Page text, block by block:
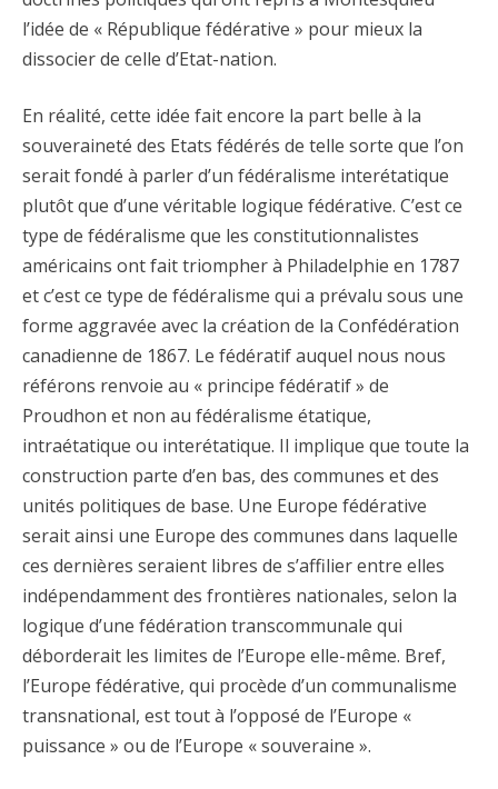
l’idée de « République fédérative » pour mieux la
dissocier de celle d’Etat-nation.
En réalité, cette idée fait encore la part belle à la
souveraineté des Etats fédérés de telle sorte que l’on
serait fondé à parler d’un fédéralisme interétatique
plutôt que d’une véritable logique fédérative. C’est ce
type de fédéralisme que les constitutionnalistes
américains ont fait triompher à Philadelphie en 1787
et c’est ce type de fédéralisme qui a prévalu sous une
forme aggravée avec la création de la Confédération
canadienne de 1867. Le fédératif auquel nous nous
référons renvoie au « principe fédératif » de
Proudhon et non au fédéralisme étatique,
intraétatique ou interétatique. Il implique que toute la
construction parte d’en bas, des communes et des
unités politiques de base. Une Europe fédérative
serait ainsi une Europe des communes dans laquelle
ces dernières seraient libres de s’affilier entre elles
indépendamment des frontières nationales, selon la
logique d’une fédération transcommunale qui
déborderait les limites de l’Europe elle-même. Bref,
l’Europe fédérative, qui procède d’un communalisme
transnational, est tout à l’opposé de l’Europe «
puissance » ou de l’Europe « souveraine ».